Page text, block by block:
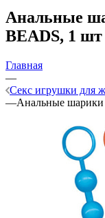
Анальные
BEADS, 1 шт
Главная
—
Секс игрушки для
—Анальные